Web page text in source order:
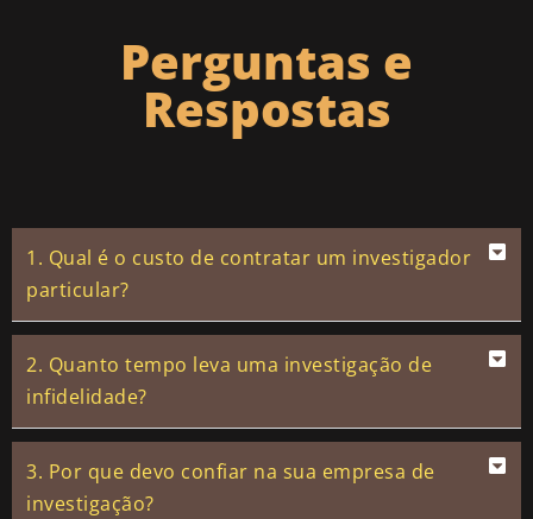
Perguntas e
Respostas
1. Qual é o custo de contratar um investigador
particular?
2. Quanto tempo leva uma investigação de
infidelidade?
3. Por que devo confiar na sua empresa de
investigação?